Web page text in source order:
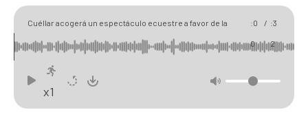
Cuéllar acogerá un espectáculo ecuestre a favor de la
asociación de fibromialgia el sábado 23 de mayo
:0
0
/ :3
2
x1